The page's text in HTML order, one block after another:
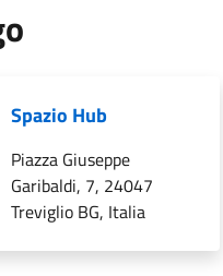
Spazio Hub
Piazza Giuseppe
Garibaldi, 7, 24047
Treviglio BG, Italia